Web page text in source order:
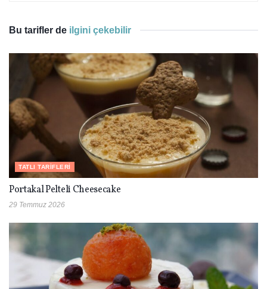
Bu tarifler de ilgini çekebilir
TATLI TARIFLERI
Portakal Pelteli Cheesecake
29 Temmuz 2026